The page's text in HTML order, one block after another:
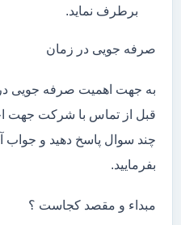
برطرف نماید.
صرفه جویی در زمان
به جهت اهمیت صرفه جویی
قبل از تماس با شرکت جهت
چند سوال پاسخ دهید و جواب
بفرمایید.
مبداء و مقصد کجاست ؟